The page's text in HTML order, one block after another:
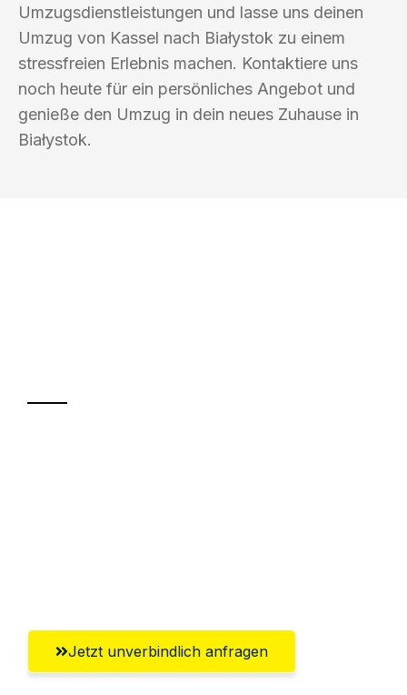
Umzugsdienstleistungen und lasse uns deinen
Umzug von Kassel nach Białystok zu einem
stressfreien Erlebnis machen. Kontaktiere uns
noch heute für ein persönliches Angebot und
genieße den Umzug in dein neues Zuhause in
Białystok.
Jetzt unverbindlich anfragen